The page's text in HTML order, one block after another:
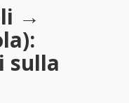
→
sulla